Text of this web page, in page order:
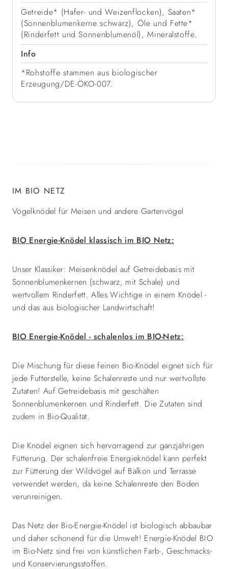
Getreide* (Hafer- und Weizenflocken), Saaten*
(Sonnenblumenkerne schwarz), Öle und Fette*
(Rinderfett und Sonnenblumenöl), Mineralstoffe.
Info
*Rohstoffe stammen aus biologischer
Erzeugung/DE-ÖKO-007.
IM BIO NETZ
Vögelknödel für Meisen und andere Gartenvögel
BIO Energie-Knödel klassisch im BIO Netz:
Unser Klassiker: Meisenknödel auf Getreidebasis mit
Sonnenblumenkernen (schwarz, mit Schale) und
wertvollem Rinderfett. Alles Wichtige in einem Knödel -
und das aus biologischer Landwirtschaft!
BIO Energie-Knödel - schalenlos im BIO-Netz:
Die Mischung für diese feinen Bio-Knödel eignet sich für
jede Futterstelle, keine Schalenreste und nur wertvollste
Zutaten! Auf Getreidebasis mit geschälten
Sonnenblumenkernen und Rinderfett. Die Zutaten sind
zudem in Bio-Qualität.
Die Knödel eignen sich hervorragend zur ganzjährigen
Fütterung. Der schalenfreie Energieknödel kann perfekt
zur Fütterung der Wildvögel auf Balkon und Terrasse
verwendet werden, da keine Schalenreste den Boden
verunreinigen.
Das Netz der Bio-Energie-Knödel ist biologisch abbaubar
und daher schonend für die Umwelt! Energie-Knödel BIO
im Bio-Netz sind frei von künstlichen Farb-, Geschmacks-
und Konservierungsstoffen.